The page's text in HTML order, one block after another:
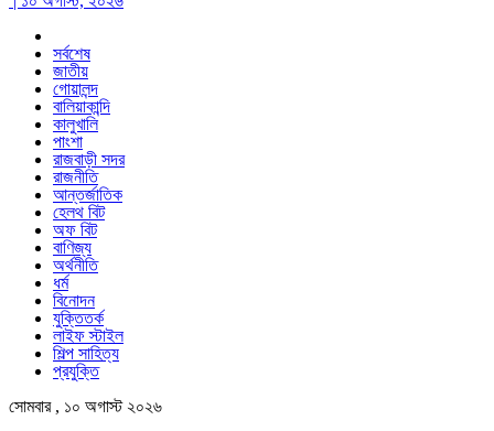
সর্বশেষ
জাতীয়
গোয়ালন্দ
বালিয়াকান্দি
কালুখালি
পাংশা
রাজবাড়ী সদর
রাজনীতি
আন্তর্জাতিক
হেলথ বিট
অফ বিট
বাণিজ্য
অর্থনীতি
ধর্ম
বিনোদন
যুক্তিতর্ক
লাইফ স্টাইল
শিল্প সাহিত্য
প্রযুক্তি
সোমবার , ১০ অগাস্ট ২০২৬